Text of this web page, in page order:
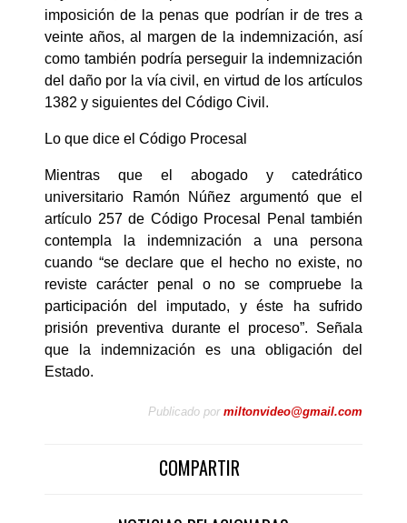
imposición de la penas que podrían ir de tres a
veinte años, al margen de la indemnización, así
como también podría perseguir la indemnización
del daño por la vía civil, en virtud de los artículos
1382 y siguientes del Código Civil.
Lo que dice el Código Procesal
Mientras que el abogado y catedrático
universitario Ramón Núñez argumentó que el
artículo 257 de Código Procesal Penal también
contempla la indemnización a una persona
cuando “se declare que el hecho no existe, no
reviste carácter penal o no se compruebe la
participación del imputado, y éste ha sufrido
prisión preventiva durante el proceso”. Señala
que la indemnización es una obligación del
Estado.
Publicado por miltonvideo@gmail.com
COMPARTIR